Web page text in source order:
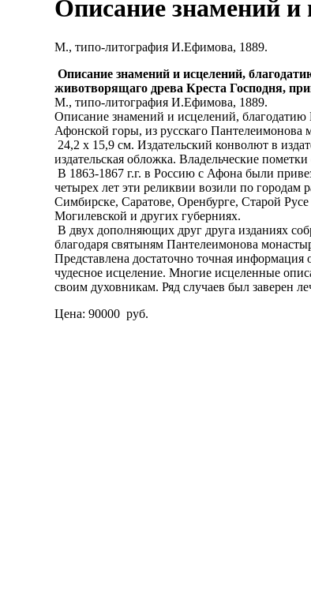
Описание знамений и
М., типо-литография И.Ефимова, 1889.
Описание знамений и исцелений,
животворящаго древа Креста Господня,
М., типо-литография И.Ефимова, 1889.
Описание знамений и исцелений,
Афонской горы, из русскаго
24,2 х 15,9 см. Издательский конволют в
издательская обложка. Владельческие
В 1863-1867 г.г. в Россию с Афона были
четырех лет эти реликвии возили по
Симбирске, Саратове, Оренбурге, Старой
Могилевской и других губерниях.
В двух дополняющих друг друга изданиях
благодаря святыням Пантелеимонова
Представлена достаточно точная информация
чудесное исцеление. Многие исцеленные
своим духовникам. Ряд случаев был заверен
Цена: 90000 руб.